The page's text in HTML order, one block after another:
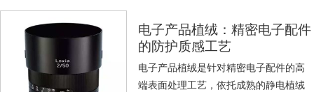
电子产品植绒：精密电子配件
的防护质感工艺
电子产品植绒是针对精密电子配件的高
端表面处理工艺，依托成熟的静电植绒